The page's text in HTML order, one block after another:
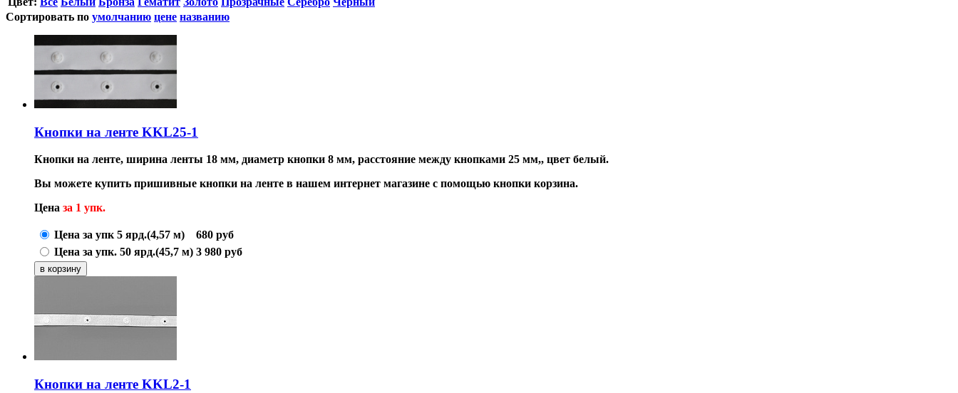
Сортировать по умолчанию цене названию
Кнопки на ленте KKL25-1
Кнопки на ленте, ширина ленты 18 мм, диаметр кнопки 8 мм, расстояние между кнопками 25 мм,, цвет белый.
Вы можете купить пришивные кнопки на ленте в нашем интернет магазине с помощью кнопки корзина.
Цена за 1 упк.
Цена за упк 5 ярд.(4,57 м) 680 руб
Цена за упк. 50 ярд.(45,7 м) 3 980 руб
Кнопки на ленте KKL2-1